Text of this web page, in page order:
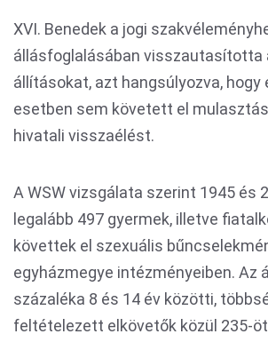
XVI. Benedek a jogi
állásfoglalásában visszautasította
állításokat, azt hangsúlyozva, hogy
esetben sem követett el
hivatali visszaélést.
A WSW vizsgálata szerint 1945 és
legalább 497 gyermek, illetve
követtek el szexuális
egyházmegye intézményeiben. Az
százaléka 8 és 14 év közötti,
feltételezett elkövetők közül 235-